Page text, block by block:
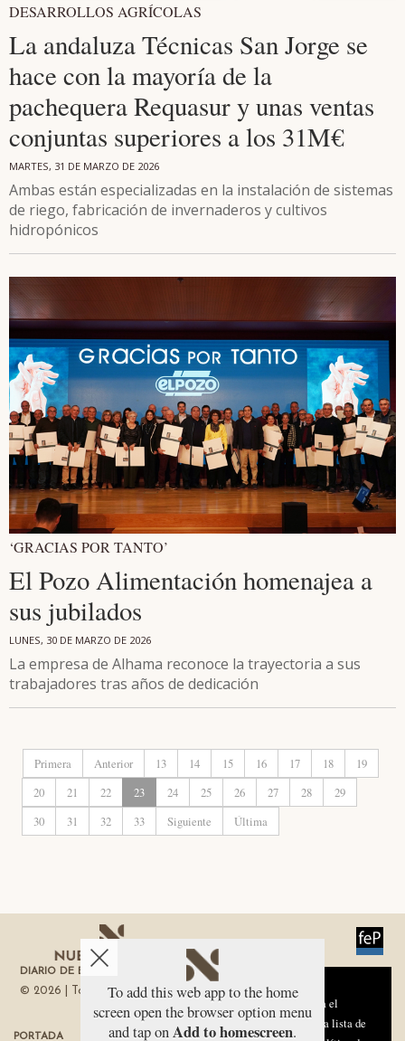
DESARROLLOS AGRÍCOLAS
La andaluza Técnicas San Jorge se
hace con la mayoría de la
pachequera Requasur y unas ventas
conjuntas superiores a los 31M€
MARTES, 31 DE MARZO DE 2026
Ambas están especializadas en la instalación de sistemas
de riego, fabricación de invernaderos y cultivos
hidropónicos
‘GRACIAS POR TANTO’
El Pozo Alimentación homenajea a
sus jubilados
LUNES, 30 DE MARZO DE 2026
La empresa de Alhama reconoce la trayectoria a sus
trabajadores tras años de dedicación
Primera Anterior 13 14 15 16 17 18
19
20
21 22 23 24 25 26 27 28
29
30
31 32 33 Siguiente Última
DIARIO DE ECONOMÍA DE LA REGIÓN DE MURCIA
© 2026 | Todos los derechos reservados
PORTADA TÉRMINOS DE USO
To add this web app to the home
screen open the browser option menu
and tap onAdd to homescreen.
Aviso sobre el Uso de cookies:
Utilizamos cookies nuestras y de terceros para el
funcionamiento del digital. Puedes consultar la lista de